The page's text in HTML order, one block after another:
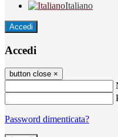
Italiano
Accedi
Accedi
button close ×
Password dimenticata?